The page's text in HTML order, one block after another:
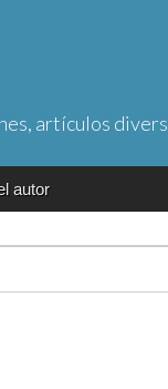
artículos
autor